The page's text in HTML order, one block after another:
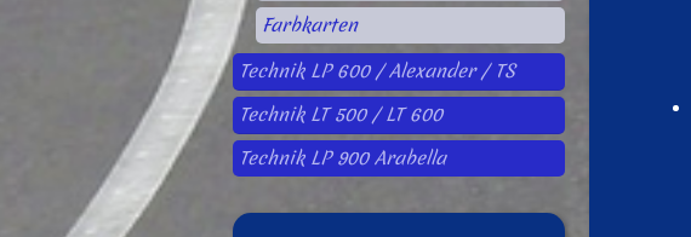
Farbkarten
Technik LP 600 / Alexander / TS
Technik LT 500 / LT 600
Technik LP 900 Arabella